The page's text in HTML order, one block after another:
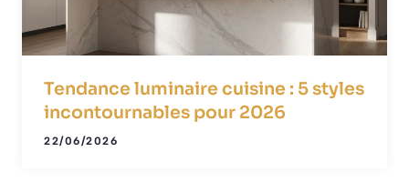
Tendance luminaire cuisine : 5 styles
incontournables pour 2026
22/06/2026